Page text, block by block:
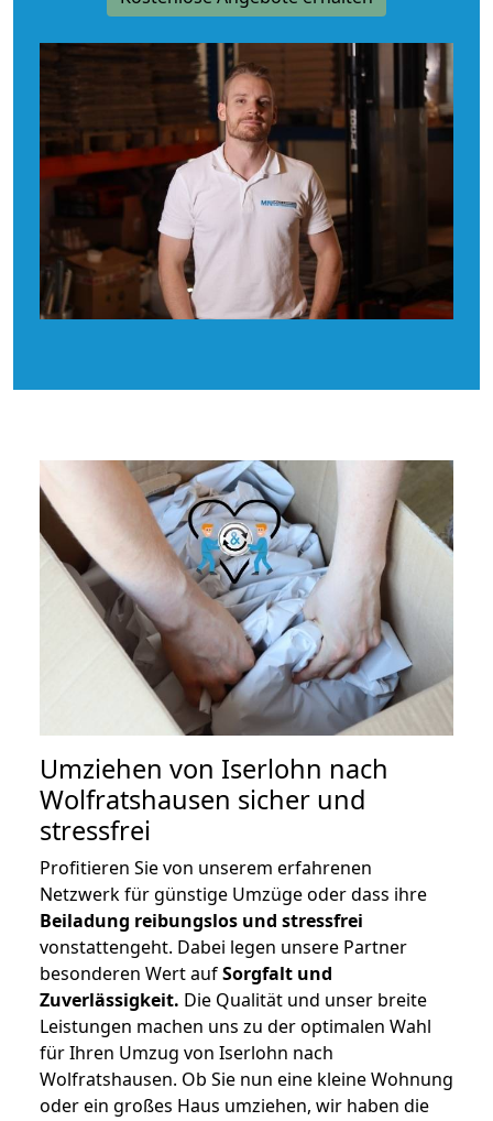
Umziehen von Iserlohn nach
Wolfratshausen sicher und
stressfrei
Profitieren Sie von unserem erfahrenen
Netzwerk für günstige Umzüge oder dass ihre
Beiladung reibungslos und stressfrei
vonstattengeht. Dabei legen unsere Partner
besonderen Wert aufSorgfalt und
Zuverlässigkeit. Die Qualität und unser breite
Leistungen machen uns zu der optimalen Wahl
für Ihren Umzug von Iserlohn nach
Wolfratshausen. Ob Sie nun eine kleine Wohnung
oder ein großes Haus umziehen, wir haben die